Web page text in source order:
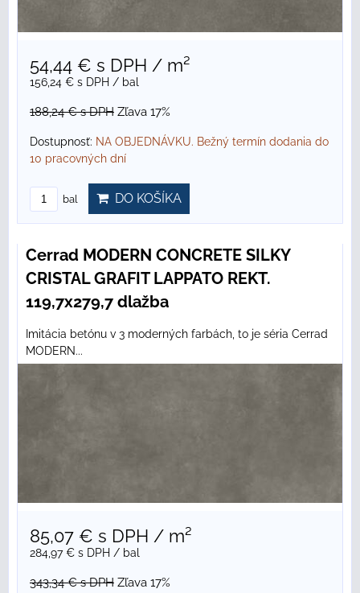
54,44 € s DPH / m²
156,24 € s DPH / bal
188,24 €s DPH Zľava 17%
Dostupnosť: NA OBJEDNÁVKU. Bežný termín dodania do
10 pracovných dní
bal DO KOŠÍKA
Cerrad MODERN CONCRETE SILKY
CRISTAL GRAFIT LAPPATO REKT.
119,7x279,7 dlažba
Imitácia betónu v 3 moderných farbách, to je séria Cerrad
MODERN...
85,07 € s DPH / m²
284,97 € s DPH / bal
343,34 €s DPH Zľava 17%